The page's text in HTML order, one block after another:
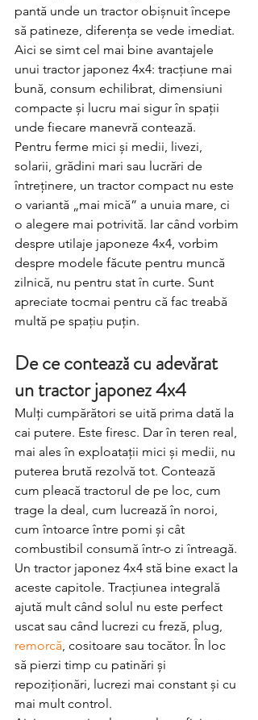
pantă unde un tractor obișnuit începe
să patineze, diferența se vede imediat.
Aici se simt cel mai bine avantajele
unui tractor japonez 4x4: tracțiune mai
bună, consum echilibrat, dimensiuni
compacte și lucru mai sigur în spații
unde fiecare manevră contează.
Pentru ferme mici și medii, livezi,
solarii, grădini mari sau lucrări de
întreținere, un tractor compact nu este
o variantă „mai mică” a unuia mare, ci
o alegere mai potrivită. Iar când vorbim
despre utilaje japoneze 4x4, vorbim
despre modele făcute pentru muncă
zilnică, nu pentru stat în curte. Sunt
apreciate tocmai pentru că fac treabă
multă pe spațiu puțin.
De ce contează cu adevărat
un tractor japonez 4x4
Mulți cumpărători se uită prima dată la
cai putere. Este firesc. Dar în teren real,
mai ales în exploatații mici și medii, nu
puterea brută rezolvă tot. Contează
cum pleacă tractorul de pe loc, cum
trage la deal, cum lucrează în noroi,
cum întoarce între pomi și cât
combustibil consumă într-o zi întreagă.
Un tractor japonez 4x4 stă bine exact la
aceste capitole. Tracțiunea integrală
ajută mult când solul nu este perfect
uscat sau când lucrezi cu freză, plug,
remorcă, cositoare sau tocător. În loc
să pierzi timp cu patinări și
repoziționări, lucrezi mai constant și cu
mai mult control.